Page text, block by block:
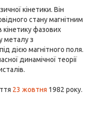
кінетики. Він
стану магнітним
фазових
металу з
дією магнітного поля.
динамічної теорії
23 жовтня 1982 року.